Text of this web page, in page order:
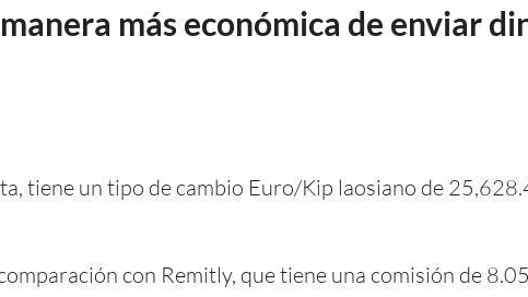
más económica de enviar
tiene un tipo de cambio Euro/Kip laosiano de
con Remitly, que tiene una comisión de